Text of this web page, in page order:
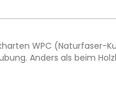
WPC
Anders als beim